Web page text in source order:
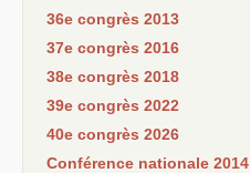
36e congrès 2013
37e congrès 2016
38e congrès 2018
39e congrès 2022
40e congrès 2026
Conférence nationale 2014